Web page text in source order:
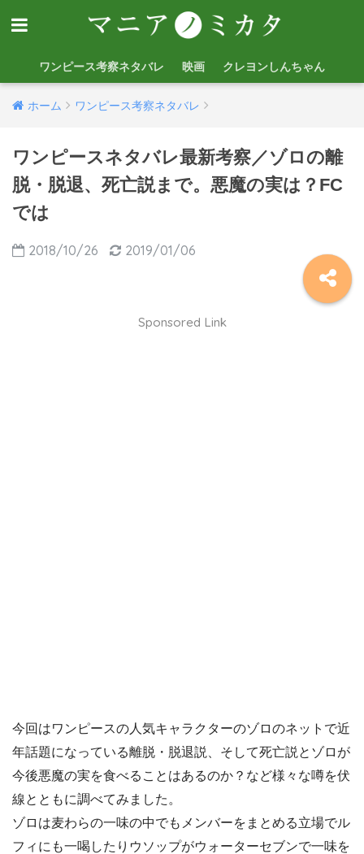
ワンピース考察ネタバレ 映画 クレヨンしんちゃん
ホーム ワンピース考察ネタバレ
ワンピースネタバレ最新考察／ゾロの離
脱・脱退、死亡説まで。悪魔の実は？FC
では
2018/10/26 2019/01/06
Sponsored Link
今回はワンピースの人気キャラクターのゾロのネットで近
年話題になっている離脱・脱退説、そして死亡説とゾロが
今後悪魔の実を食べることはあるのか？など様々な噂を伏
線とともに調べてみました。
ゾロは麦わらの一味の中でもメンバーをまとめる立場でル
フィにも一喝したりウソップがウォーターセブンで一味を